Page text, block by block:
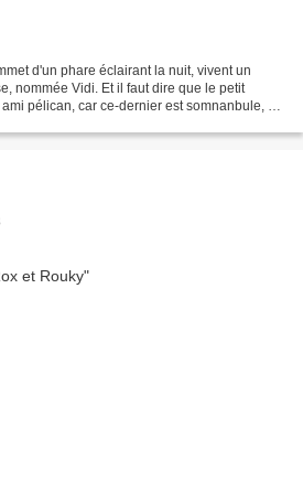
d'un phare éclairant la nuit, vivent un
nommée Vidi. Et il faut dire que le petit
pélican, car ce-dernier est somnanbule, et